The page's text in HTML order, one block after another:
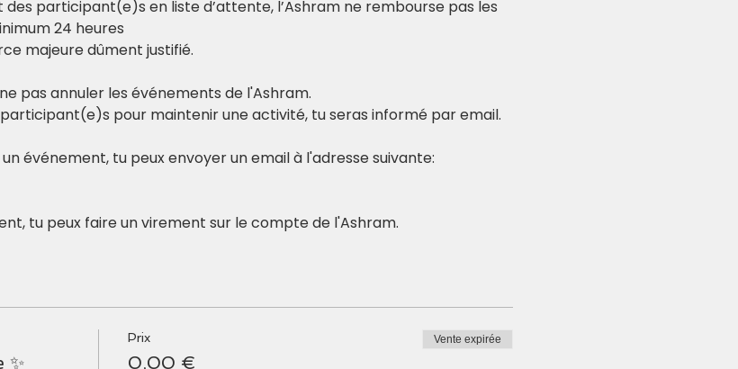
participant(e)s en liste d’attente, l’Ashram ne rembourse pas les
24 heures
majeure dûment justifié.
pas annuler les événements de l'Ashram.
participant(e)s pour maintenir une activité, tu seras informé par email.
événement, tu peux envoyer un email à l'adresse suivante:
tu peux faire un virement sur le compte de l'Ashram.
✨
Prix
0,00 €
Vente expirée